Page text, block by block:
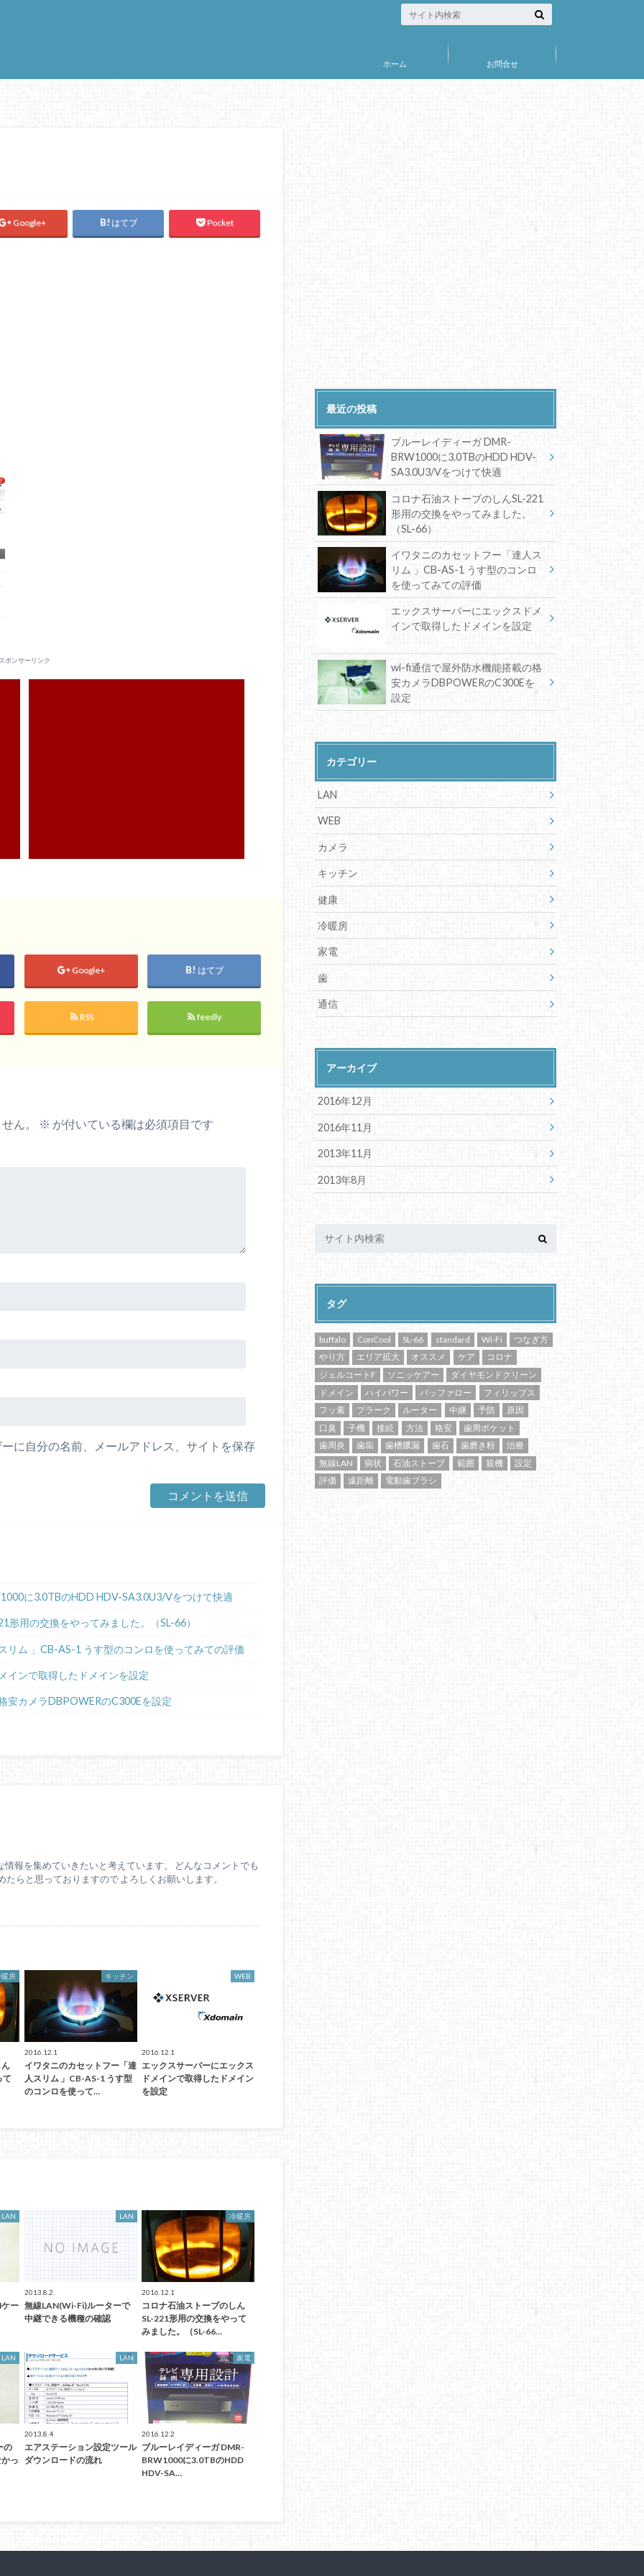
ホーム お問合せ
Google+ はてブ Pocket
ポンサーリンク
Google+ はてブ
RSS feedly
ん。 ※ が付いている欄は必須項目です
に自分の名前、メールアドレス、サイトを保存
に3.0TBのHDD HDV-SA3.0U3/Vをつけて快適
形用の交換をやってみました。（SL-66）
リム 」CB-AS-1 うす型のコンロを使ってみての評価
インで取得したドメインを設定
安カメラDBPOWERのC300Eを設定
報を集めていきたいと考えています。 どんなコメントでも
らと思っておりますので よろしくお願いします。
暖房
て
キッチン
2016.12.1
イワタニのカセットフー「達
人スリム 」CB-AS-1 うす型
のコンロを使って…
WEB
2016.12.1
エックスサーバーにエックス
ドメインで取得したドメイン
を設定
LAN
ー
LAN
2013.8.2
無線LAN(Wi-Fi)ルーターで
中継できる機種の確認
冷暖房
2016.12.1
コロナ石油ストーブのしん
SL-221形用の交換をやって
みました。（SL-66…
LAN
の
っ
LAN
2013.8.4
エアステーション設定ツール
ダウンロードの流れ
家電
2016.12.2
ブルーレイディーガ DMR-
BRW1000に3.0TBのHDD
HDV-SA…
最近の投稿
ブルーレイディーガ DMR-
BRW1000に3.0TBのHDD HDV-
SA3.0U3/Vをつけて快適
コロナ石油ストーブのしんSL-221
形用の交換をやってみました。
（SL-66）
イワタニのカセットフー「達人ス
リム 」CB-AS-1 うす型のコンロ
を使ってみての評価
エックスサーバーにエックスドメ
インで取得したドメインを設定
wi-fi通信で屋外防水機能搭載の格
安カメラDBPOWERのC300Eを
設定
カテゴリー
LAN
WEB
カメラ
キッチン
健康
冷暖房
家電
歯
通信
アーカイブ
2016年12月
2016年11月
2013年11月
2013年8月
タグ
buffalo ConCool SL-66 standard Wi-Fi
つなぎ方
やり方
エリア拡大 オススメ ケア
コロナ
ジェルコートF
ソニッケアー
ダイヤモンドクリーン
ドメイン
ハイパワー バッファロー
フィリップス
フッ素
プラーク ルーター 中継 予防
原因
口臭
子機 接続 方法 格安
歯周ポケット
歯周炎
歯垢 歯槽膿漏 歯石 歯磨き粉
治療
無線LAN
病状 石油ストーブ 範囲 親機
設定
評価
遠距離 電動歯ブラシ